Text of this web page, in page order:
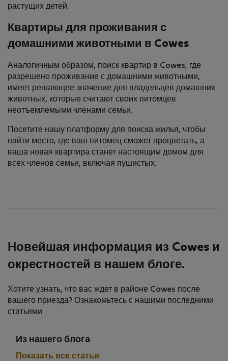
растущих детей.
Квартиры для проживания с
домашними животными в Cowes
Аналогичным образом, поиск квартир в Cowes, где
разрешено проживание с домашними животными,
имеет решающее значение для владельцев домашних
животных, которые считают своих питомцев
неотъемлемыми членами семьи.
Посетите нашу платформу для поиска жилья, чтобы
найти место, где ваш питомец сможет процветать, а
ваша новая квартира станет настоящим домом для
всех членов семьи, включая пушистых.
Новейшая информация из Cowes и
окрестностей в нашем блоге.
Хотите узнать, что вас ждет в районе Cowes после
вашего приезда? Ознакомьтесь с нашими последними
статьями.
Из нашего блога
Показать все статьи